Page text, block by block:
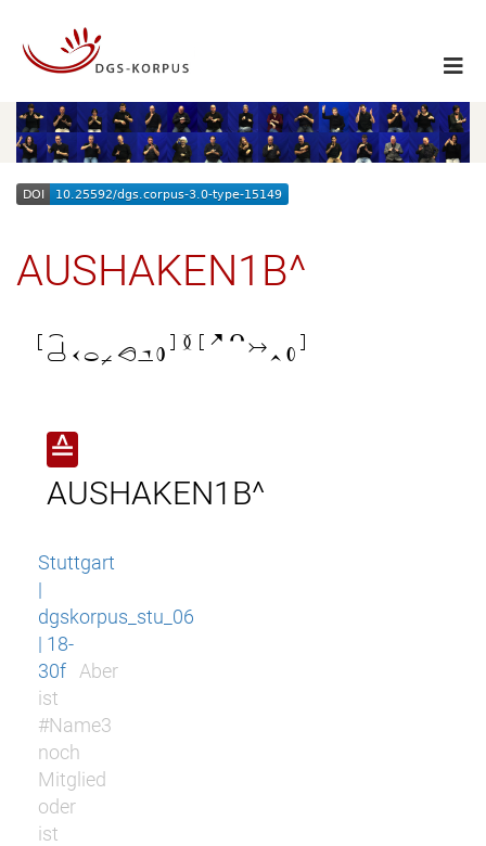
AUSHAKEN1B^

≙
AUSHAKEN1B^
Stuttgart
|
dgskorpus_stu_06
| 18-
30f
Aber
ist
#Name3
noch
Mitglied
oder
ist